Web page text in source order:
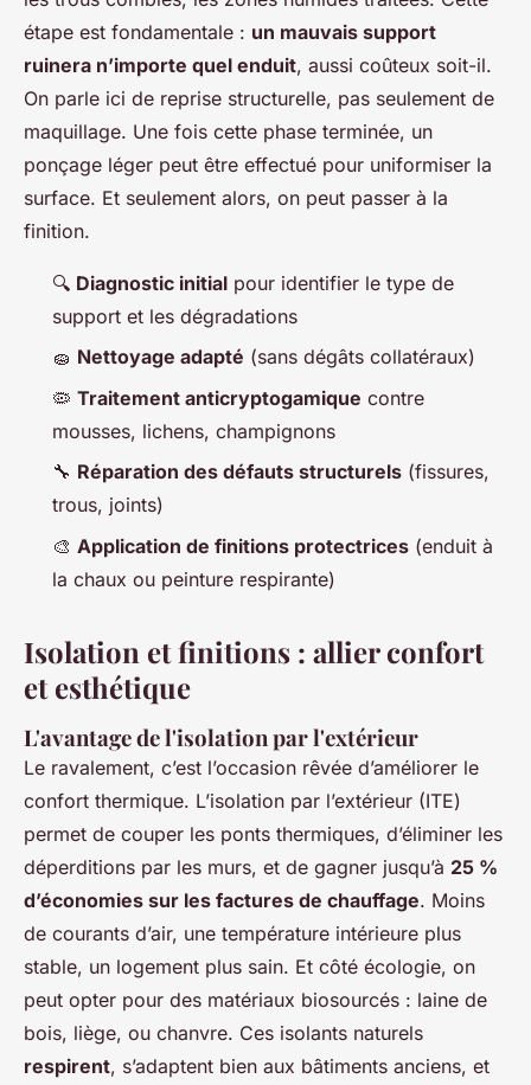
étape est fondamentale : un mauvais support
ruinera n’importe quel enduit, aussi coûteux soit-il.
On parle ici de reprise structurelle, pas seulement de
maquillage. Une fois cette phase terminée, un
ponçage léger peut être effectué pour uniformiser la
surface. Et seulement alors, on peut passer à la
finition.
🔍 Diagnostic initial pour identifier le type de
support et les dégradations
🧽 Nettoyage adapté (sans dégâts collatéraux)
🦠 Traitement anticryptogamique contre
mousses, lichens, champignons
🔧 Réparation des défauts structurels (fissures,
trous, joints)
🎨 Application de finitions protectrices (enduit à
la chaux ou peinture respirante)
Isolation et finitions : allier confort
et esthétique
L'avantage de l'isolation par l'extérieur
Le ravalement, c’est l’occasion rêvée d’améliorer le
confort thermique. L’isolation par l’extérieur (ITE)
permet de couper les ponts thermiques, d’éliminer les
déperditions par les murs, et de gagner jusqu’à 25 %
d’économies sur les factures de chauffage. Moins
de courants d’air, une température intérieure plus
stable, un logement plus sain. Et côté écologie, on
peut opter pour des matériaux biosourcés : laine de
bois, liège, ou chanvre. Ces isolants naturels
respirent, s’adaptent bien aux bâtiments anciens, et